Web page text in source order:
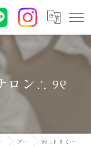
ロン∴ ୨୧
ARUN ブログ ୨୧ ∴トリミングサロン∴ ୨୧